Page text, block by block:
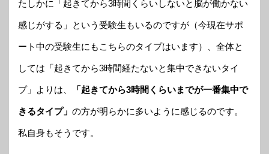
たしかに「起きてから3時間くらいしないと脳が働かない
感じがする」という受験生もいるのですが（今現在サポ
ート中の受験生にもこちらのタイプはいます）、全体と
しては「起きてから3時間経たないと集中できないタイ
プ」よりは、 「起きてから3時間くらいまでが一番集中で
きるタイプ」 の方が明らかに多いように感じるのです。
私自身もそうです。